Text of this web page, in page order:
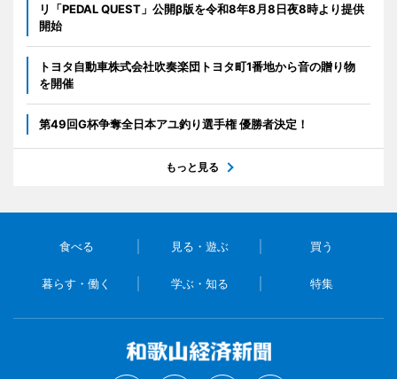
リ「PEDAL QUEST」公開β版を令和8年8月8日夜8時より提供
開始
トヨタ自動車株式会社吹奏楽団トヨタ町1番地から音の贈り物
を開催
第49回G杯争奪全日本アユ釣り選手権 優勝者決定！
もっと見る
食べる 見る・遊ぶ 買う
暮らす・働く 学ぶ・知る 特集